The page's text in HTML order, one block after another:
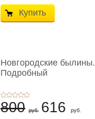
Купить
Новгородские былины.
Подробный
800 руб. 616 руб.